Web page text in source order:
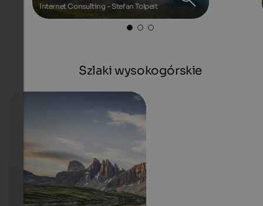
Internet Consulting - Stefan Tolpeit
Szlaki wysokogórskie